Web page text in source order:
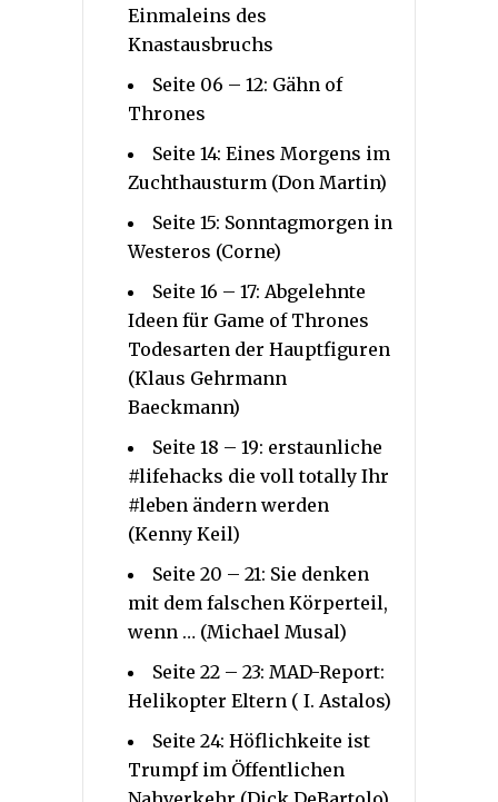
Einmaleins des
Knastausbruchs
Seite 06 – 12: Gähn of
Thrones
Seite 14: Eines Morgens im
Zuchthausturm (Don Martin)
Seite 15: Sonntagmorgen in
Westeros (Corne)
Seite 16 – 17: Abgelehnte
Ideen für Game of Thrones
Todesarten der Hauptfiguren
(Klaus Gehrmann
Baeckmann)
Seite 18 – 19: erstaunliche
#lifehacks die voll totally Ihr
#leben ändern werden
(Kenny Keil)
Seite 20 – 21: Sie denken
mit dem falschen Körperteil,
wenn … (Michael Musal)
Seite 22 – 23: MAD-Report:
Helikopter Eltern ( I. Astalos)
Seite 24: Höflichkeite ist
Trumpf im Öffentlichen